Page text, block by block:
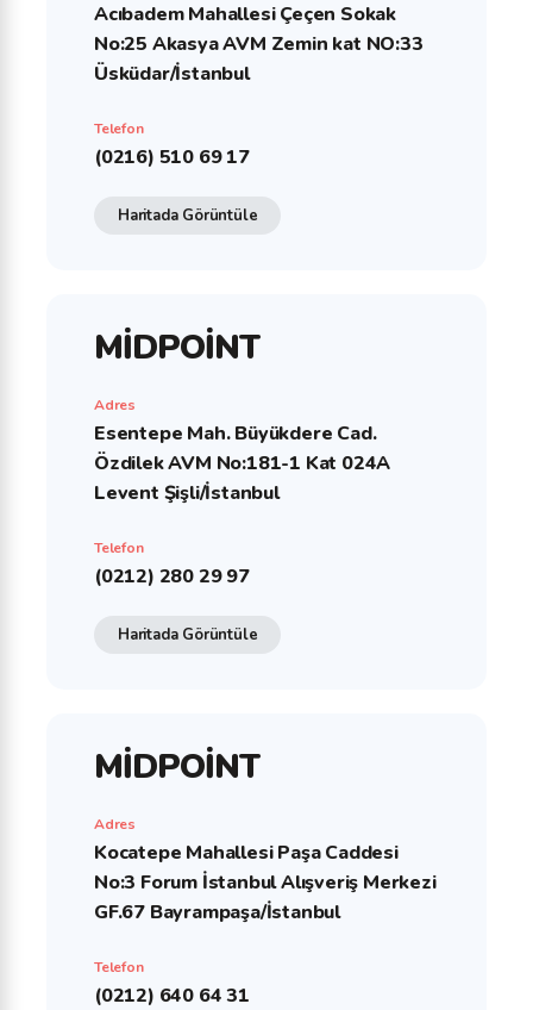
Acıbadem Mahallesi Çeçen Sokak
No:25 Akasya AVM Zemin kat NO:33
Üsküdar/İstanbul
Telefon
(0216) 510 69 17
Haritada Görüntüle
MİDPOİNT
Adres
Esentepe Mah. Büyükdere Cad.
Özdilek AVM No:181-1 Kat 024A
Levent Şişli/İstanbul
Telefon
(0212) 280 29 97
Haritada Görüntüle
MİDPOİNT
Adres
Kocatepe Mahallesi Paşa Caddesi
No:3 Forum İstanbul Alışveriş Merkezi
GF.67 Bayrampaşa/İstanbul
Telefon
(0212) 640 64 31